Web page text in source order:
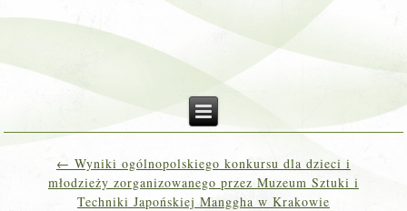
← Wyniki ogólnopolskiego konkursu dla dzieci i
młodzieży zorganizowanego przez Muzeum Sztuki i
Techniki Japońskiej Manggha w Krakowie